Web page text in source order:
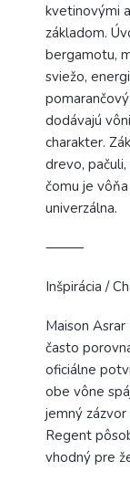
kvetinovými
základom.
bergamotu,
sviežo,
dodávajú
charakter.
drevo,
čomu je
univerzálna.
⸻
Inšpirácia /
Maison
často
oficiálne
obe vône
jemný
Regent
vhodný pre